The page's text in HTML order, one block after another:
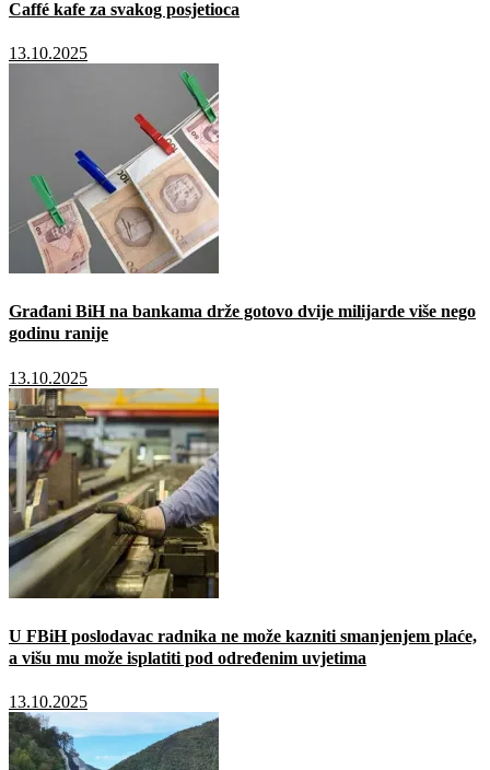
Caffé kafe za svakog posjetioca
13.10.2025
Građani BiH na bankama drže gotovo dvije milijarde više nego
godinu ranije
13.10.2025
U FBiH poslodavac radnika ne može kazniti smanjenjem plaće,
a višu mu može isplatiti pod određenim uvjetima
13.10.2025